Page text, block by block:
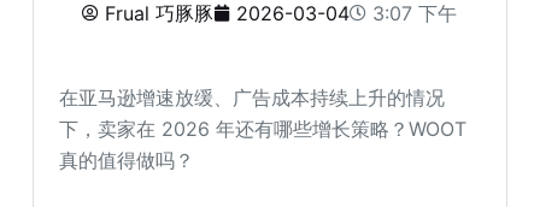
Frual 巧豚豚 2026-03-04 3:07 下午
在亚马逊增速放缓、广告成本持续上升的情况
下，卖家在 2026 年还有哪些增长策略？WOOT
真的值得做吗？